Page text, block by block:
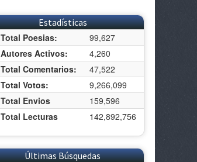
Estadísticas
Total Poesias:
99,627
Autores Activos:
4,260
Total Comentarios:
47,522
Total Votos:
9,266,099
Total Envios
159,596
Total Lecturas 142,892,756
Últimas Búsquedas